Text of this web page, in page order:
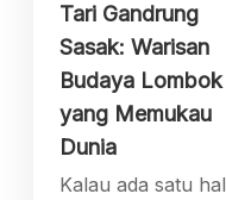
Tari Gandrung
Sasak: Warisan
Budaya Lombok
yang Memukau
Dunia
Kalau ada satu hal